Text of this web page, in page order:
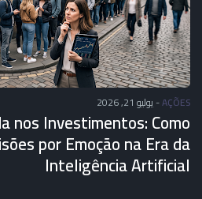
AÇÕES
-يوليو 21, 2026
nos Investimentos: Como
por Emoção na Era da
Inteligência Artificial